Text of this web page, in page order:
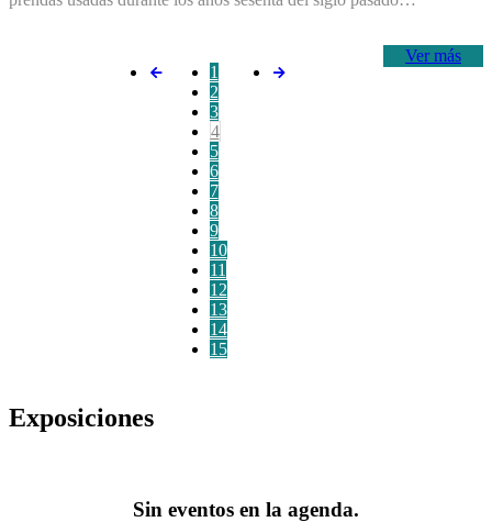
Ver más
1
2
3
4
5
6
7
8
9
10
11
12
13
14
15
Exposiciones
Sin eventos en la agenda.